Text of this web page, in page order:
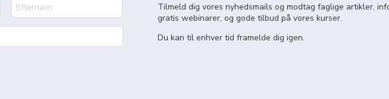
Tilmeld dig vores nyhedsmails og modtag faglige artikler,
gratis webinarer, og gode tilbud på vores kurser.
Du kan til enhver tid framelde dig igen.